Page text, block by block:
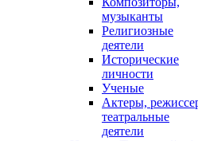
музыканты
Религиозные
деятели
Исторические
личности
Ученые
Актеры,
театральные
деятели